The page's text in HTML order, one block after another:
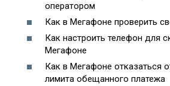
оператором
Как в Мегафоне проверить
Как настроить телефон для
Мегафоне
Как в Мегафоне отказаться
лимита обещанного платежа